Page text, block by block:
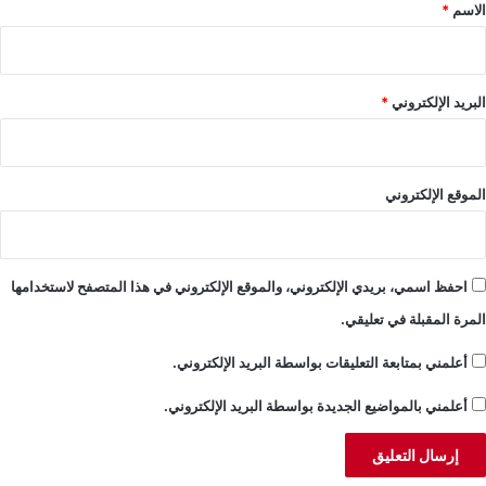
الاسم *
البريد الإلكتروني*
الموقع الإلكتروني
احفظ اسمي، بريدي الإلكتروني، والموقع الإلكتروني في هذا المتصفح لاستخدامها
المرة المقبلة في تعليقي.
أعلمني بمتابعة التعليقات بواسطة البريد الإلكتروني.
أعلمني بالمواضيع الجديدة بواسطة البريد الإلكتروني.